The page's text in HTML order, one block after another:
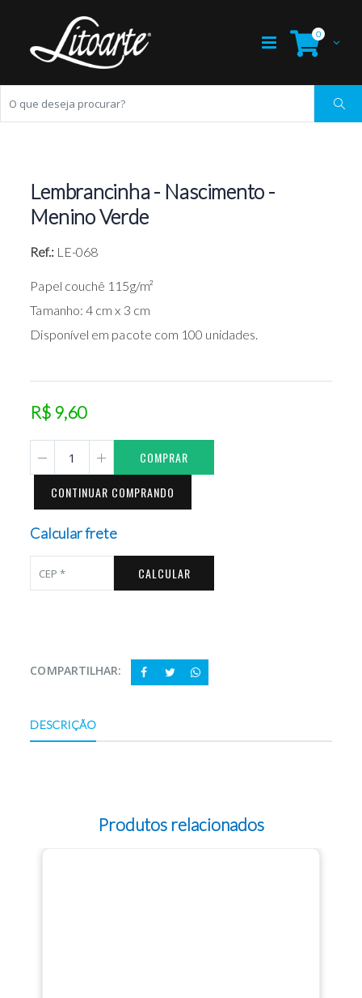
0
Lembrancinha - Nascimento -
Menino Verde
Ref.: LE-068
Papel couchê 115g/m²
Tamanho: 4 cm x 3 cm
Disponível em pacote com 100 unidades.
R$ 9,60
COMPRAR
CONTINUAR COMPRANDO
Calcular frete
CALCULAR
COMPARTILHAR:
DESCRIÇÃO
Produtos relacionados